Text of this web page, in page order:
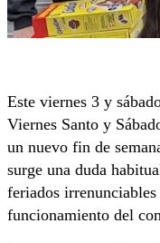
Este viernes 3 y
Viernes Santo y
un nuevo fin de
surge una duda
feriados
funcionamiento del